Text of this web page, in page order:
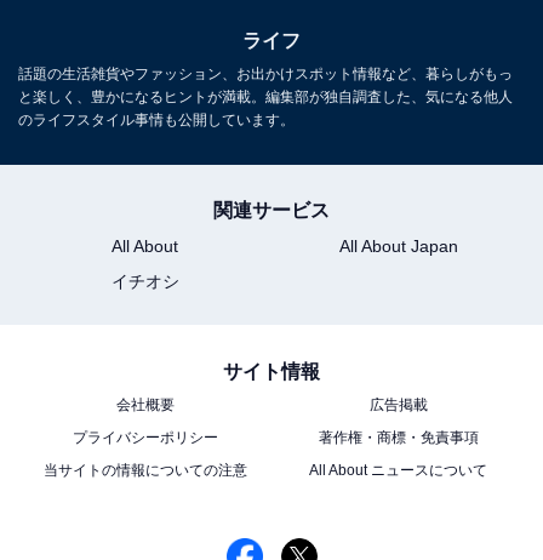
ライフ
話題の生活雑貨やファッション、お出かけスポット情報など、暮らしがもっ
と楽しく、豊かになるヒントが満載。編集部が独自調査した、気になる他人
のライフスタイル事情も公開しています。
関連サービス
All About
All About Japan
イチオシ
サイト情報
会社概要
広告掲載
プライバシーポリシー
著作権・商標・免責事項
当サイトの情報についての注意
All About ニュースについて